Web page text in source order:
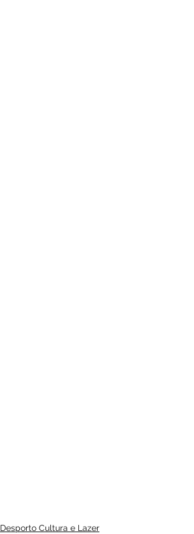
Desporto Cultura e Lazer